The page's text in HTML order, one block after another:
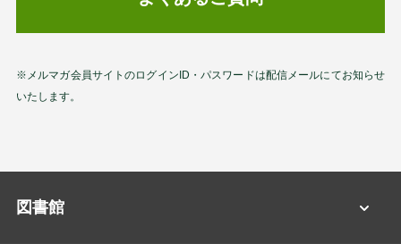
※メルマガ会員サイトのログインID・パスワードは配信メールにてお知らせ
いたします。
図書館